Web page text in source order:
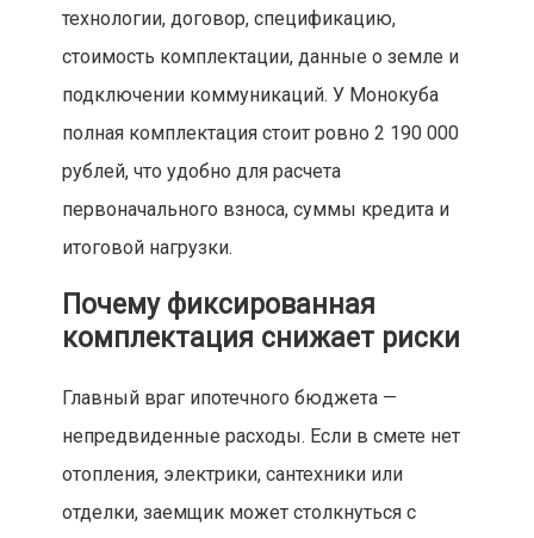
технологии, договор, спецификацию,
стоимость комплектации, данные о земле и
подключении коммуникаций. У Монокуба
полная комплектация стоит ровно 2 190 000
рублей, что удобно для расчета
первоначального взноса, суммы кредита и
итоговой нагрузки.
Почему фиксированная
комплектация снижает риски
Главный враг ипотечного бюджета —
непредвиденные расходы. Если в смете нет
отопления, электрики, сантехники или
отделки, заемщик может столкнуться с